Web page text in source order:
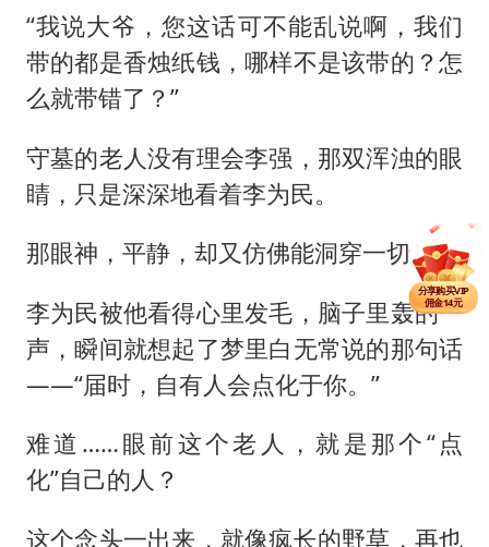
“我说大爷，您这话可不能乱说啊，我们
带的都是香烛纸钱，哪样不是该带的？怎
么就带错了？”
守墓的老人没有理会李强，那双浑浊的眼
睛，只是深深地看着李为民。
那眼神，平静，却又仿佛能洞穿一切。
李为民被他看得心里发毛，脑子里轰的一
声，瞬间就想起了梦里白无常说的那句话
——“届时，自有人会点化于你。”
难道……眼前这个老人，就是那个“点
化”自己的人？
这个念头一出来，就像疯长的野草，再也
分享单篇
佣金2.5元
分享购买VIP
佣金14元
分享单篇